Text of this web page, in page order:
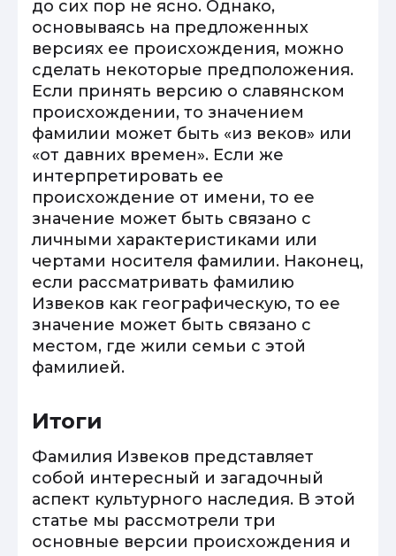
до сих пор не ясно. Однако,
основываясь на предложенных
версиях ее происхождения, можно
сделать некоторые предположения.
Если принять версию о славянском
происхождении, то значением
фамилии может быть «из веков» или
«от давних времен». Если же
интерпретировать ее
происхождение от имени, то ее
значение может быть связано с
личными характеристиками или
чертами носителя фамилии. Наконец,
если рассматривать фамилию
Извеков как географическую, то ее
значение может быть связано с
местом, где жили семьи с этой
фамилией.
Итоги
Фамилия Извеков представляет
собой интересный и загадочный
аспект культурного наследия. В этой
статье мы рассмотрели три
основные версии происхождения и